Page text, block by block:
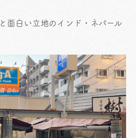
面白い立地のインド・ネパール